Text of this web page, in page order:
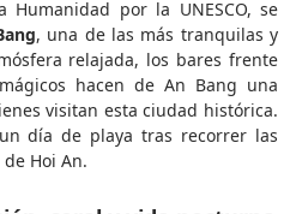
Humanidad por la UNESCO, se
, una de las más tranquilas y
relajada, los bares frente
hacen de An Bang una
visitan esta ciudad histórica.
día de playa tras recorrer las
Hoi An.